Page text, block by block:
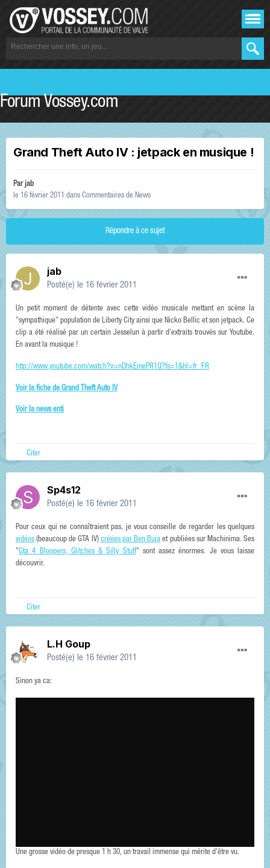
Forum Vossey.com
Grand Theft Auto IV : jetpack en musique !
Par jab
le 16 février 2011 dans Commentaires de News
Répondre à ce sujet
jab
Posté(e) le 16 février 2011
Un petit moment de détente avec cette vidéo musicale mettant en scène la
"sympathique" population de Liberty City ainsi que Nicko Bellic et son jetpack. Ce
clip a été réalisé par un certain Jesselun à partir d'extraits trouvés sur Youtube.
En avant la musique !
http://www.youtube.com/watch?v=nDhkEmePR1Q?fs=1&hl=fr_FR
Voir la fiche de Grand Theft Auto IV
Voir la news enti
Citer
Sp4s12
Posté(e) le 16 février 2011
Pour ceux qui ne connaîtraient pas, je vous conseille de regarder les quelques
vidéos (beaucoup de GTA IV) créées par Ben Buja et publiées sur Machinima. Ses
"Gta 4 Bloopers, Glitches & Silly Stuff" sont assez énormes. Je vous laisse
découvrir.
Citer
L.H Goup
Posté(e) le 16 février 2011
Sinon ya ca:
Une grosse vidéo de presque 1 h 30, un travail immense qui mérite d'être vu.